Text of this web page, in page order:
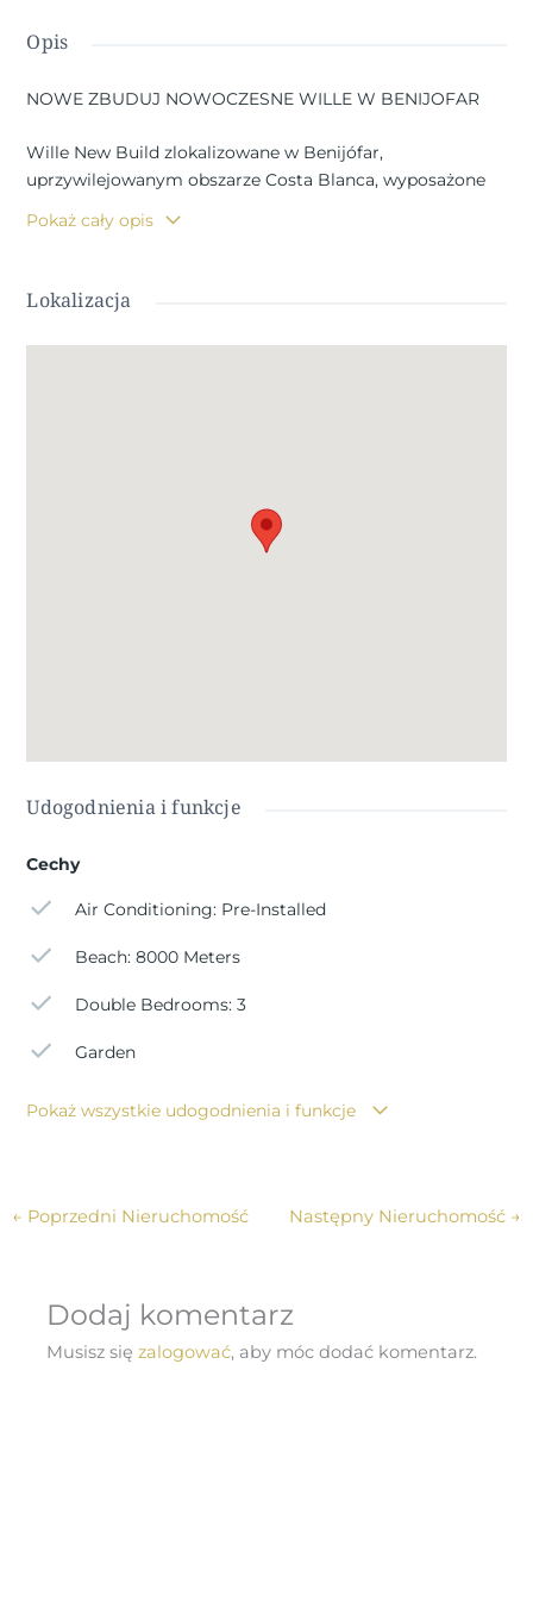
Opis
NOWE ZBUDUJ NOWOCZESNE WILLE W BENIJOFAR
Wille New Build zlokalizowane w Benijófar,
uprzywilejowanym obszarze Costa Blanca, wyposażone
pobliżu pięknych plaż Guardamar i kilku pól golfowych.
salonu-jadalni z otwartą kuchnią, 3 sypialni (w tym jedna
z łazienką) oraz 2 łazienek.
Posiada również prywatną działkę z tarasem, parking,
Benijofar to urocza wioska z uroczym kościołem i
wszystkimi usługami, takimi jak supermarkety, apteki,
Pokaż cały opis
Lokalizacja
Udogodnienia i funkcje
Cechy
Air Conditioning: Pre-Installed
Beach: 8000 Meters
Double Bedrooms: 3
Garden
Pokaż wszystkie udogodnienia i funkcje
← Poprzedni Nieruchomość Następny Nieruchomość →
Dodaj komentarz
Musisz sięzalogować, aby móc dodać komentarz.